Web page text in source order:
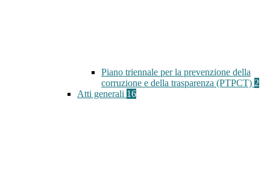
Piano triennale per la prevenzione della
corruzione e della trasparenza (PTPCT) 2
Atti generali 16